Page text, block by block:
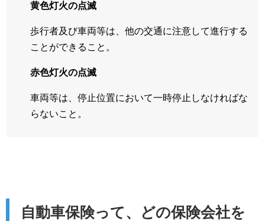
黄色灯火の点滅
歩行者及び車両等は、他の交通に注意して進行する
ことができること。
赤色灯火の点滅
車両等は、停止位置において一時停止しなければな
らないこと。
自動車保険って、どの保険会社を